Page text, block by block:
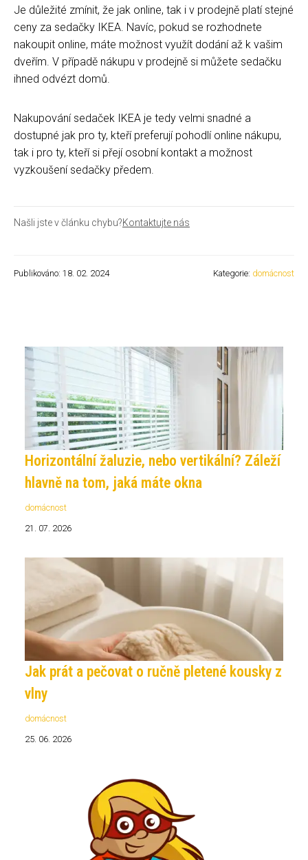
Je důležité zmínit, že jak online, tak i v prodejně platí stejné
ceny za sedačky IKEA. Navíc, pokud se rozhodnete
nakoupit online, máte možnost využít dodání až k vašim
dveřím. V případě nákupu v prodejně si můžete sedačku
ihned odvézt domů.
Nakupování sedaček IKEA je tedy velmi snadné a
dostupné jak pro ty, kteří preferují pohodlí online nákupu,
tak i pro ty, kteří si přejí osobní kontakt a možnost
vyzkoušení sedačky předem.
Našli jste v článku chybu?Kontaktujte nás
Publikováno: 18. 02. 2024 Kategorie: domácnost
Horizontální žaluzie, nebo vertikální? Záleží
hlavně na tom, jaká máte okna
domácnost
21. 07. 2026
Jak prát a pečovat o ručně pletené kousky z
vlny
domácnost
25. 06. 2026